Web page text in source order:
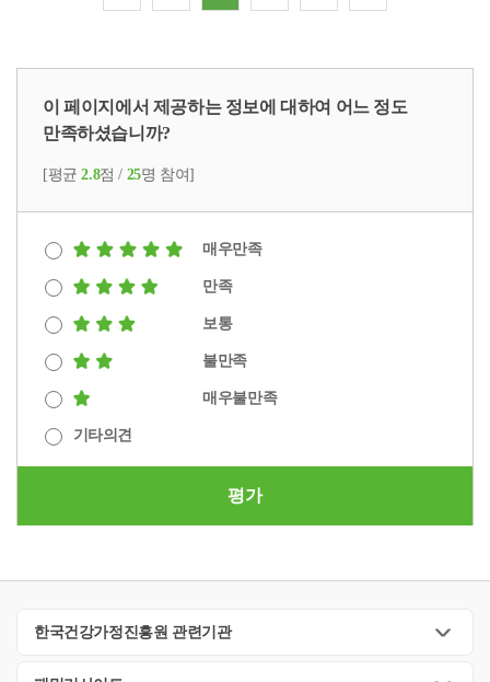
이 페이지에서 제공하는 정보에 대하여 어느 정도
만족하셨습니까?
[평균2.8점 / 25명 참여]
매우만족
만족
보통
불만족
매우불만족
기타의견
평가
한국건강가정진흥원 관련기관